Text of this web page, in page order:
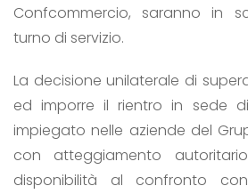
Confcommercio, saranno in
turno di servizio.
La decisione unilaterale di
ed imporre il rientro in sede
impiegato nelle aziende del
con atteggiamento
disponibilità al confronto